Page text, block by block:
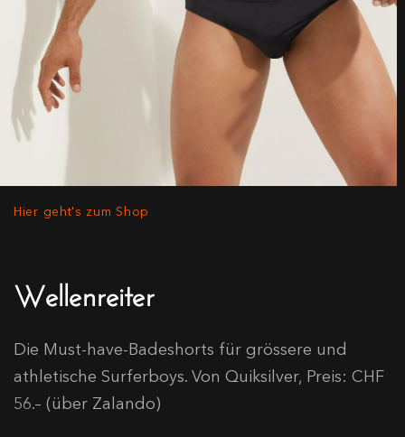
Hier geht's zum Shop
Wellenreiter
Die Must-have-Badeshorts für grössere und
athletische Surferboys. Von Quiksilver, Preis: CHF
56.– (über Zalando)